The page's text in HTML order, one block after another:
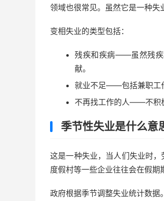
领域也很常见。虽然它是一种失
变相失业的类型包括：
残疾和疾病——虽然残疾
献。
就业不足——包括兼职工
不再找工作的人——不积
季节性失业是什么意
这是一种失业，当人们失业时，
度假村等一些企业往往会在假期
政府根据季节调整失业统计数据